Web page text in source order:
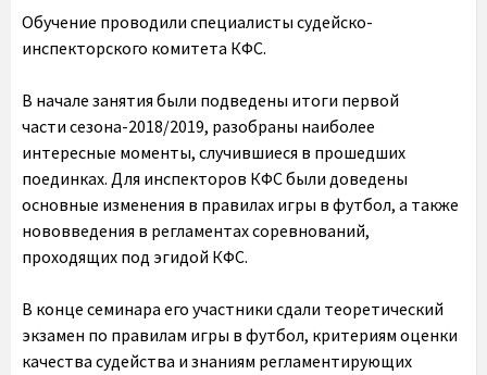
Обучение проводили специалисты судейско-
инспекторского комитета КФС.
В начале занятия были подведены итоги первой
части сезона-2018/2019, разобраны наиболее
интересные моменты, случившиеся в прошедших
поединках. Для инспекторов КФС были доведены
основные изменения в правилах игры в футбол, а также
нововведения в регламентах соревнований,
проходящих под эгидой КФС.
В конце семинара его участники сдали теоретический
экзамен по правилам игры в футбол, критериям оценки
качества судейства и знаниям регламентирующих